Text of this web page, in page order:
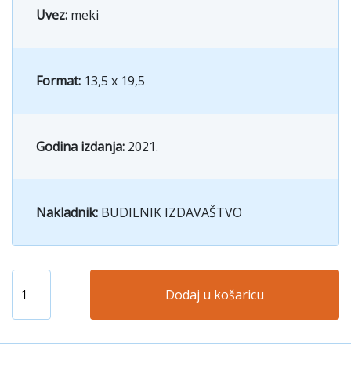
Uvez: meki
Format: 13,5 x 19,5
Godina izdanja: 2021.
Nakladnik: BUDILNIK IZDAVAŠTVO
Dodaj u košaricu